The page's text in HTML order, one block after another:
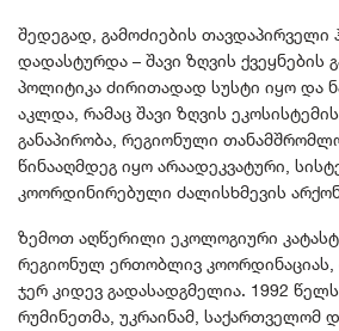
შედეგად, გამოძიების თავდაპირველი
დადასტურდა – შავი ზღვის ქვეყნების
პოლიტიკა ძირითადად სუსტი იყო და
აკლდა, რამაც შავი ზღვის
განაპირობა, რეგიონული
წინააღმდეგ იყო არაადეკვატური,
კოორდინირებული ძალისხმევის
ზემოთ აღწერილი ეკოლოგიური
რეგიონულ ერთობლივ კოორდინაციას,
ჯერ კიდევ გადასადგმელია. 1992
რუმინეთმა, უკრაინამ, საქართველომ